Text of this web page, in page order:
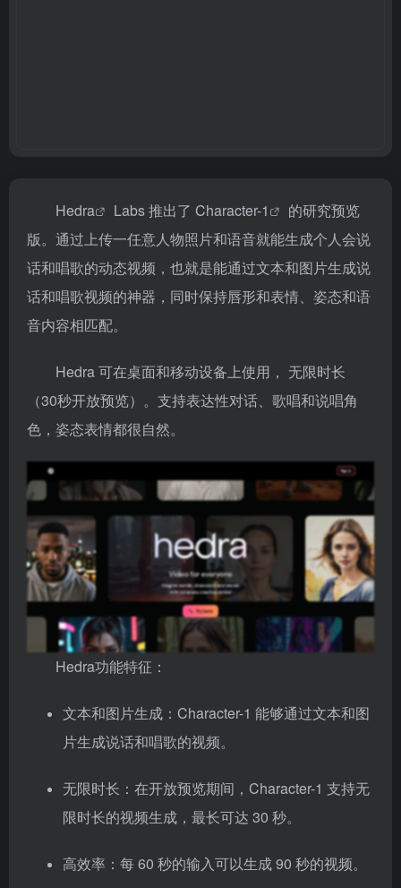
Hedra Labs 推出了 Character-1
的研究预览
版。通过上传一任意人物照片和语音就能生成个人会说
话和唱歌的动态视频，也就是能通过文本和图片生成说
话和唱歌视频的神器，同时保持唇形和表情、姿态和语
音内容相匹配。
Hedra 可在桌面和移动设备上使用， 无限时长
（30秒开放预览）。支持表达性对话、歌唱和说唱角
色，姿态表情都很自然。
Hedra功能特征：
文本和图片生成：Character-1 能够通过文本和图
片生成说话和唱歌的视频。
无限时长：在开放预览期间，Character-1 支持无
限时长的视频生成，最长可达 30 秒。
高效率：每 60 秒的输入可以生成 90 秒的视频。